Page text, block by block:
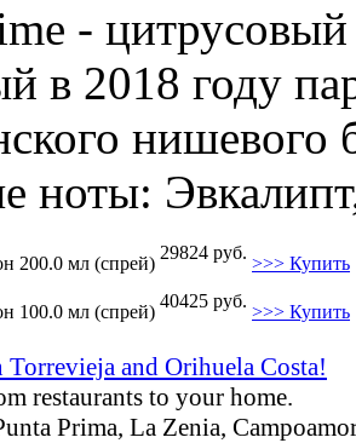
-
в 2018 году
ноты:
200.0 мл (спрей)
29824 руб.
>>> Купить
100.0 мл (спрей)
40425 руб.
>>> Купить
and Orihuela Costa!
restaurants to your home.
Prima, La Zenia,